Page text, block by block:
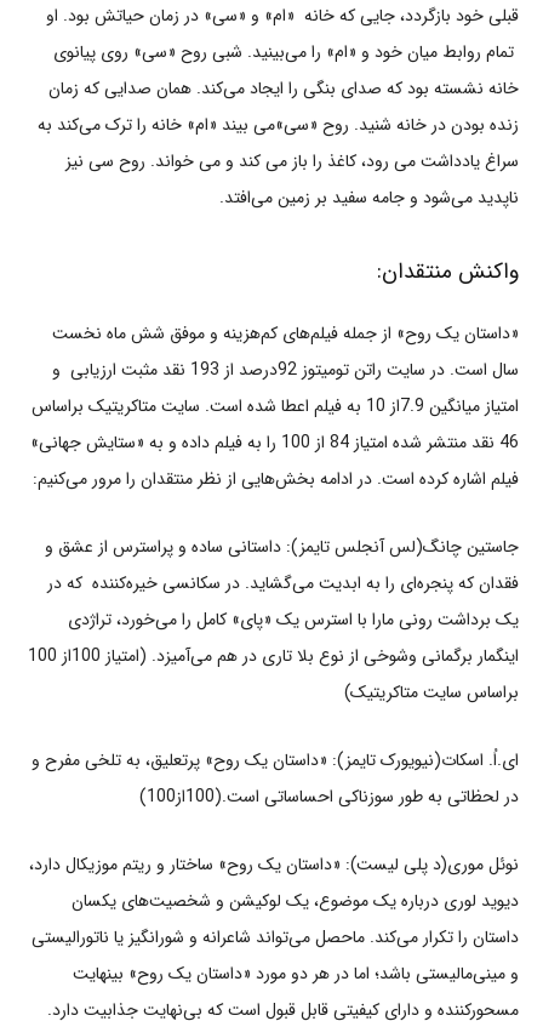
قبلی خود بازگردد، جایی که خانه «ام» و «سی» در زمان حیاتش بود. او
تمام روابط میان خود و «ام» را می‌بینید. شبی روح «سی» روی پیانوی
خانه نشسته بود که صدای بنگی را ایجاد می‌کند. همان صدایی که زمان
زنده بودن در خانه شنید. روح «سی»می بیند «ام» خانه را ترک می‌کند به
سراغ یادداشت می رود، کاغذ را باز می کند و می خواند. روح سی نیز
ناپدید می‌شود و جامه سفید بر زمین می‌افتد.
واکنش منتقدان:
«داستان یک روح» از جمله فیلم‌های کم‌هزینه و موفق شش ماه نخست
سال است. در سایت راتن تومیتوز 92درصد از 193 نقد مثبت ارزیابی و
امتیاز میانگین 7.9از 10 به فیلم اعطا شده است. سایت متاکریتیک براساس
46 نقد منتشر شده امتیاز 84 از 100 را به فیلم داده و به «ستایش جهانی»
فیلم اشاره کرده است. در ادامه بخش‌هایی از نظر منتقدان را مرور می‌کنیم:
جاستین چانگ(لس آنجلس تایمز): داستانی ساده و پراسترس از عشق و
فقدان که پنجره‌ای را به ابدیت می‌گشاید. در سکانسی خیره‌کننده که در
یک برداشت رونی مارا با استرس یک «پای» کامل را می‌خورد، تراژدی
اینگمار برگمانی وشوخی از نوع بلا تاری در هم می‌آمیزد. (امتیاز 100از 100
براساس سایت متاکریتیک)
ای.اُ. اسکات(نیویورک تایمز): «داستان یک روح» پرتعلیق، به تلخی مفرح و
در لحظاتی به طور سوزناکی احساساتی است.(100از100)
نوئل موری(د پلی لیست): «داستان یک روح» ساختار و ریتم موزیکال دارد،
دیوید لوری درباره یک موضوع، یک لوکیشن و شخصیت‌های یکسان
داستان را تکرار می‌کند. ماحصل می‌تواند شاعرانه و شورانگیز یا ناتورالیستی
و مینی‌مالیستی باشد؛ اما در هر دو مورد «داستان یک روح» بی‎نهایت
مسحورکننده و دارای کیفیتی قابل قبول است که بی‌نهایت جذابیت دارد.